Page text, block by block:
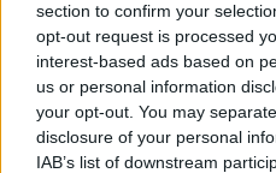
section to confirm your
opt-out request is processed
interest-based ads based on
us or personal information
your opt-out. You may
disclosure of your personal
IAB’s list of downstream
Budapesttel foglalkozó
Boráros téri
BKV figyelő.hu 2008. július 09.